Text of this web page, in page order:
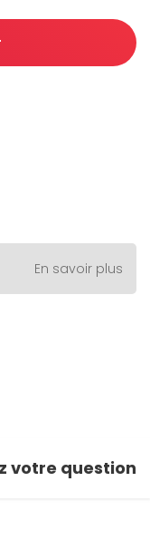
En savoir plus
votre question